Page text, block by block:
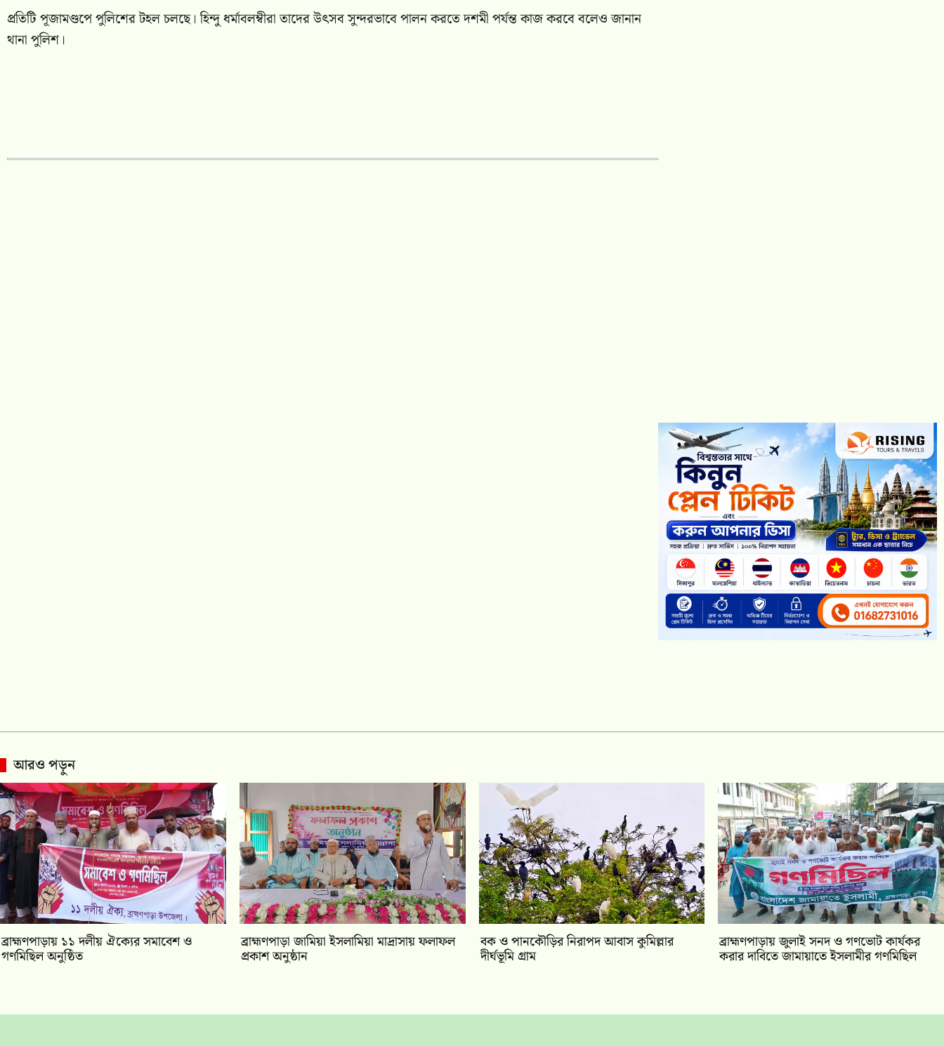
প্রতিটি পূজামণ্ডপে পুলিশের টহল চলছে। হিন্দু ধর্মাবলম্বীরা তাদের উৎসব সুন্দরভাবে পালন করতে দশমী পর্যন্ত কাজ করবে বলেও জানান
থানা পুলিশ।
আরও পড়ুন
‎ব্রাহ্মণপাড়ায় ১১ দলীয় ঐক্যের সমাবেশ ও
গণমিছিল অনুষ্ঠিত
‎ব্রাহ্মণপাড়া জামিয়া ইসলামিয়া মাদ্রাসায় ফলাফল
প্রকাশ অনুষ্ঠান
বক ও পানকৌড়ির নিরাপদ আবাস কুমিল্লার
দীর্ঘভূমি গ্রাম
‎ব্রাহ্মণপাড়ায় জুলাই সনদ ও গণভোট কার্যকর
করার দাবিতে জামায়াতে ইসলামীর গণমিছিল